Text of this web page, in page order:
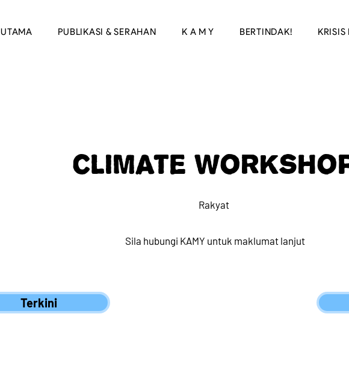
UTAMA PUBLIKASI & SERAHAN K A M Y BERTINDAK! KRISIS
CLIMATE
Rakyat
Sila hubungi KAMY untuk maklumat lanjut
Terkini